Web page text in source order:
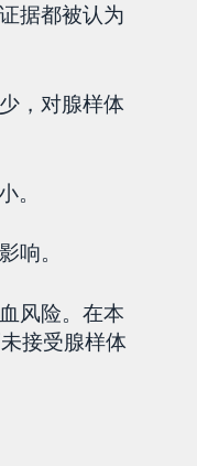
据都被认为
，对腺样体
。
响。
风险。在本
接受腺样体